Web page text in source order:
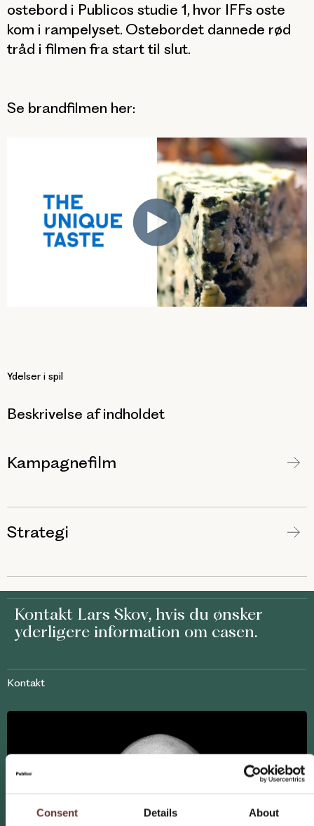
Consent Details About
ostebord i Publicos studie 1, hvor IFFs oste
kom i rampelyset. Ostebordet dannede rød
tråd i filmen fra start til slut.
Se brandfilmen her:
Ydelser i spil
Beskrivelse af indholdet
Kampagnefilm
Strategi
Kontakt Lars Skov, hvis du ønsker
yderligere information om casen.
Kontakt